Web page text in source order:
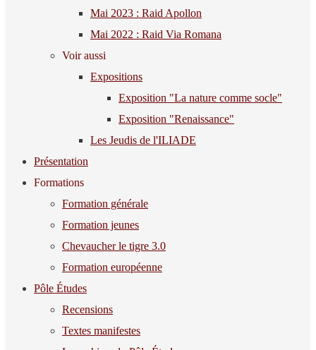
Mai 2023 : Raid Apollon
Mai 2022 : Raid Via Romana
Voir aussi
Expositions
Exposition "La nature comme socle"
Exposition "Renaissance"
Les Jeudis de l'ILIADE
Présentation
Formations
Formation générale
Formation jeunes
Chevaucher le tigre 3.0
Formation européenne
Pôle Études
Recensions
Textes manifestes